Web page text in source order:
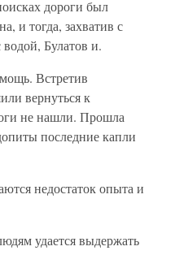
дороги был
и тогда, захватив с
Булатов и.
Встретив
вернуться к
не нашли. Прошла
последние капли
недостаток опыта и
удается выдержать